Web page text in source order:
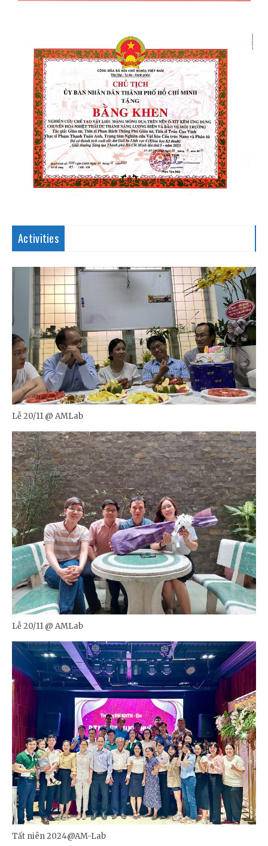
Activities
Lễ 20/11 @ AMLab
Lễ 20/11 @ AMLab
Tất niên 2024@AM-Lab